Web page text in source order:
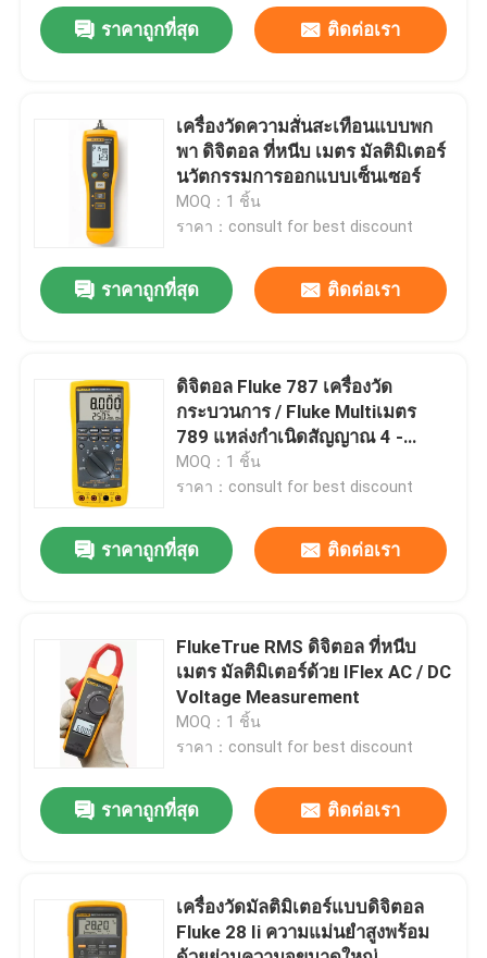
สินค้า
เกี่ยวกับเรา
ทัวร์โรงงาน
ติดต่อเรา
ขอใบเสนอราคา
ผลิตภัณฑ์ระบบอัตโนมัติสำหรับอุตสาหกรรม
PLC สายเคเบิลและตัวเชื่อม
ราคาถูกที่สุด ติดต่อเรา
เครื่องวัดความสั่นสะเทือนแบบพก
พา ดิจิตอล ที่หนีบ เมตร มัลติมิเตอร์
นวัตกรรมการออกแบบเซ็นเซอร์
MOQ：1 ชิ้น
ราคา：consult for best discount
ราคาถูกที่สุด ติดต่อเรา
ดิจิตอล Fluke 787 เครื่องวัด
กระบวนการ / Fluke Multiเมตร
789 แหล่งกำเนิดสัญญาณ 4 -
20mA
MOQ：1 ชิ้น
ราคา：consult for best discount
ราคาถูกที่สุด ติดต่อเรา
FlukeTrue RMS ดิจิตอล ที่หนีบ
เมตร มัลติมิเตอร์ด้วย IFlex AC / DC
Voltage Measurement
MOQ：1 ชิ้น
ราคา：consult for best discount
ราคาถูกที่สุด ติดต่อเรา
เครื่องวัดมัลติมิเตอร์แบบดิจิตอล
Fluke 28 Ii ความแม่นยำสูงพร้อม